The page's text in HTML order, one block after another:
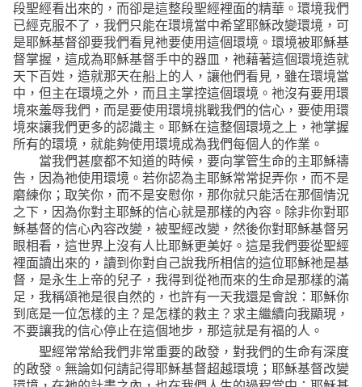
段聖經看出來的，而卻是這整段聖經裡面的精華。環境我們
已經克服不了，我們只能在環境當中希望耶穌改變環境，可
是耶穌基督卻要我們看見祂要使用這個環境。環境被耶穌基
督掌握，這成為耶穌基督手中的器皿，祂藉著這個環境造就
天下百姓，造就那天在船上的人，讓他們看見，雖在環境當
中，但主在環境之外，而且主掌控這個環境。祂沒有要用環
境來羞辱我們，而是要使用環境挑戰我們的信心，要使用環
境來讓我們更多的認識主。耶穌在這整個環境之上，祂掌握
所有的環境，就能夠使用環境成為我們每個人的作業。
當我們甚麼都不知道的時候，要向掌管生命的主耶穌禱
告，因為祂使用環境。若你認為主耶穌常常捉弄你，而不是
磨練你；取笑你，而不是安慰你，那你就只能活在那個情況
之下，因為你對主耶穌的信心就是那樣的內容。除非你對耶
穌基督的信心內容改變，被聖經改變，然後你對耶穌基督另
眼相看，這世界上沒有人比耶穌更美好。這是我們要從聖經
裡面讀出來的，讀到你對自己說我所相信的這位耶穌祂是基
督，是永生上帝的兒子，我得到從祂而來的生命是那樣的滿
足，我稱頌祂是很自然的，也許有一天我還是會說：耶穌你
到底是一位怎樣的主？是怎樣的救主？求主繼續向我顯現，
不要讓我的信心停止在這個地步，那這就是有福的人。
聖經常常給我們非常重要的啟發，對我們的生命有深度
的啟發。無論如何請記得耶穌基督超越環境；耶穌基督改變